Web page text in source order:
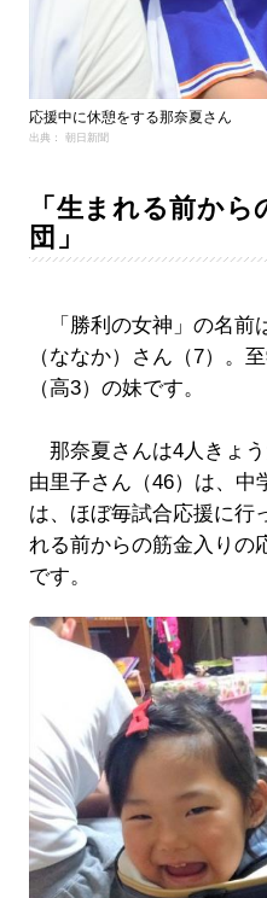
応援中に休憩をする那奈夏さん
出典： 朝日新聞
「生まれる前か
団」
「勝利の女神」の名前
（ななか）さん（7）。
（高3）の妹です。
那奈夏さんは4人きょ
由里子さん（46）は、中
は、ほぼ毎試合応援に行
れる前からの筋金入りの
です。